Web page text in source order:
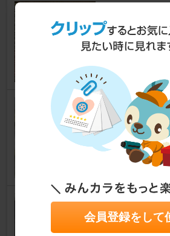
クリーナー
エクシーガ
B＆W Car historyさ
DAVANTI
エクシーガ [YA]
やまっちゃんさん
10
MICHELIN
エクシーガ [YA]
会員登録をして